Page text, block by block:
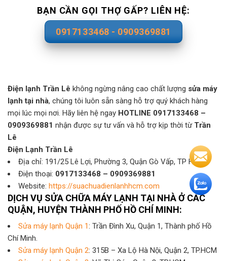
BẠN CẦN GỌI THỢ GẤP? LIÊN HỆ:
0917133468 - 0909369881
Điện lạnh Trần Lê không ngừng nâng cao chất lượng sửa máy
lạnh tại nhà, chúng tôi luôn sẵn sàng hỗ trợ quý khách hàng
mọi lúc mọi nơi. Hãy liên hệ ngay HOTLINE 0917133468 –
0909369881 nhận được sự tư vấn và hỗ trợ kịp thời từTrần
Lê
Điện Lạnh Trần Lê
Địa chỉ: 191/25 Lê Lợi, Phường 3, Quận Gò Vấp, TP HCM
Điện thoại: 0917133468 – 0909369881
Website: https://suachuadienlanhhcm.com
DỊCH VỤ SỬA CHỮA MÁY LẠNH TẠI NHÀ Ở CÁC
QUẬN, HUYỆN THÀNH PHỐ HỒ CHÍ MINH:
Sửa máy lạnh Quận 1: Trần Đình Xu, Quận 1, Thành phố Hồ
Chí Minh.
Sửa máy lạnh Quận 2: 315B – Xa Lộ Hà Nội, Quận 2, TP.HCM